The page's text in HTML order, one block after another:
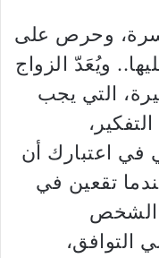
وحرص على
ويُعَدّ الزواج
التي يجب
في اعتبارك أن
تقعين في
الشخص
التوافق،